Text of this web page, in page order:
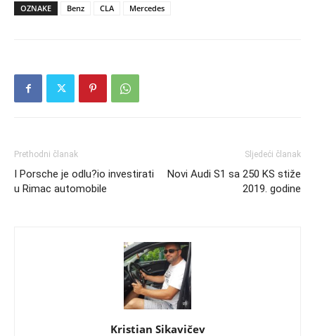
OZNAKE Benz CLA Mercedes
Prethodni članak
I Porsche je odlu?io investirati
u Rimac automobile
Sljedeći članak
Novi Audi S1 sa 250 KS stiže
2019. godine
Kristian Sikavičev